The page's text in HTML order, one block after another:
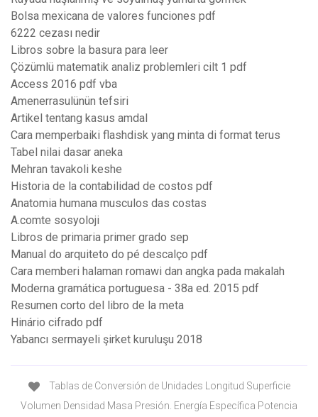
Bolsa mexicana de valores funciones pdf
6222 cezası nedir
Libros sobre la basura para leer
Çözümlü matematik analiz problemleri cilt 1 pdf
Access 2016 pdf vba
Amenerrasulünün tefsiri
Artikel tentang kasus amdal
Cara memperbaiki flashdisk yang minta di format terus
Tabel nilai dasar aneka
Mehran tavakoli keshe
Historia de la contabilidad de costos pdf
Anatomia humana musculos das costas
A.comte sosyoloji
Libros de primaria primer grado sep
Manual do arquiteto do pé descalço pdf
Cara memberi halaman romawi dan angka pada makalah
Moderna gramática portuguesa - 38a ed. 2015 pdf
Resumen corto del libro de la meta
Hinário cifrado pdf
Yabancı sermayeli şirket kuruluşu 2018
Tablas de Conversión de Unidades Longitud Superficie
Volumen Densidad Masa Presión. Energía Específica Potencia